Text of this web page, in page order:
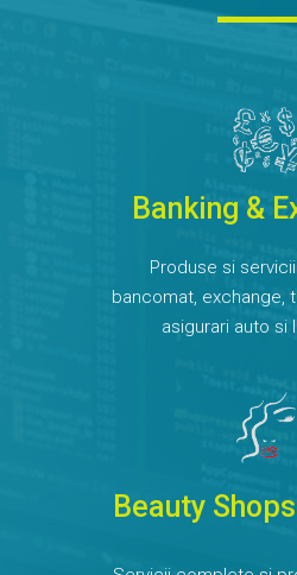
Banking &
Produse si
bancomat, exchange,
asigurari auto si
Beauty